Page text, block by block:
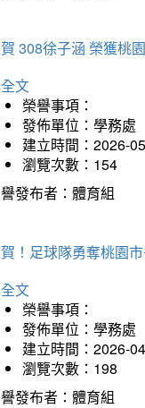
308徐子涵 榮獲桃
文
榮譽事項：
發佈單位：學務處
建立時間：2026-
瀏覽次數：154
發布者：體育組
！足球隊勇奪桃園
文
榮譽事項：
發佈單位：學務處
建立時間：2026-
瀏覽次數：198
發布者：體育組